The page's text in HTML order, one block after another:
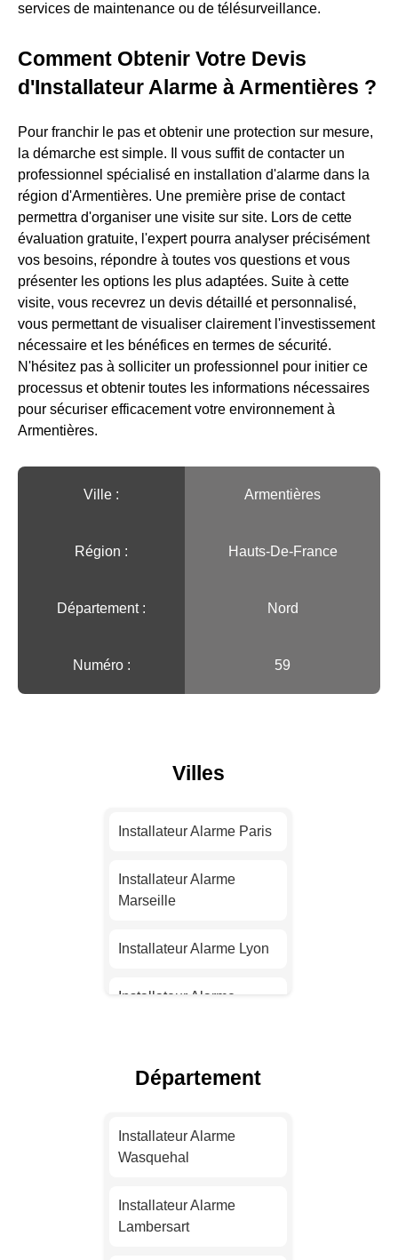
services de maintenance ou de télésurveillance.
Comment Obtenir Votre Devis
d'Installateur Alarme à Armentières ?
Pour franchir le pas et obtenir une protection sur mesure,
la démarche est simple. Il vous suffit de contacter un
professionnel spécialisé en installation d'alarme dans la
région d'Armentières. Une première prise de contact
permettra d'organiser une visite sur site. Lors de cette
évaluation gratuite, l'expert pourra analyser précisément
vos besoins, répondre à toutes vos questions et vous
présenter les options les plus adaptées. Suite à cette
visite, vous recevrez un devis détaillé et personnalisé,
vous permettant de visualiser clairement l'investissement
nécessaire et les bénéfices en termes de sécurité.
N'hésitez pas à solliciter un professionnel pour initier ce
processus et obtenir toutes les informations nécessaires
pour sécuriser efficacement votre environnement à
Armentières.
Ville :️ Armentières
Région :️ Hauts-De-France
Département : Nord
Numéro : 59
Villes
Installateur Alarme Paris
Installateur Alarme
Marseille
Installateur Alarme Lyon
Installateur Alarme
Installateur Alarme Nice
Nantes
Strasbourg
Département
Installateur Alarme
Wasquehal
Installateur Alarme
Lambersart